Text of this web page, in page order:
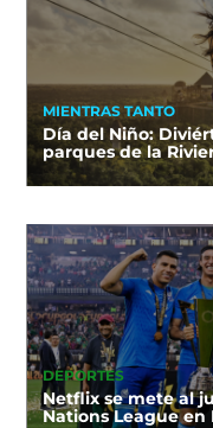
MIENTRAS TANTO
Día del Niño:
parques de la
DEPORTES
Netflix se mete al
Nations League en